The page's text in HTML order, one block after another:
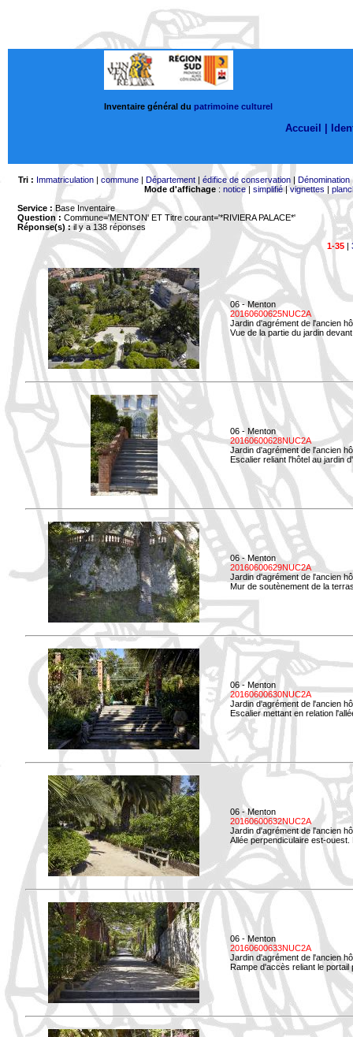
Inventaire général du patrimoine culturel
Accueil |
Tri : Immatriculation| commune| Département| édifice de conservation| Dénomination
Mode d'affichage: notice| simplifié|vignettes |
Service : Base Inventaire
Question : Commune='MENTON' ET Titre courant='*RIVIERA PALACE*'
Réponse(s) :il y a 138 réponses
1-35|
06 - Menton
20160600625NUC2A
Jardin d'agrément de l'ancien
Vue de la partie du jardin
06 - Menton
20160600628NUC2A
Jardin d'agrément de l'ancien
Escalier reliant l'hôtel au jardin
06 - Menton
20160600629NUC2A
Jardin d'agrément de l'ancien
Mur de soutènement de la
06 - Menton
20160600630NUC2A
Jardin d'agrément de l'ancien
Escalier mettant en relation
06 - Menton
20160600632NUC2A
Jardin d'agrément de l'ancien
Allée perpendiculaire est-ouest.
06 - Menton
20160600633NUC2A
Jardin d'agrément de l'ancien
Rampe d'accès reliant le portail